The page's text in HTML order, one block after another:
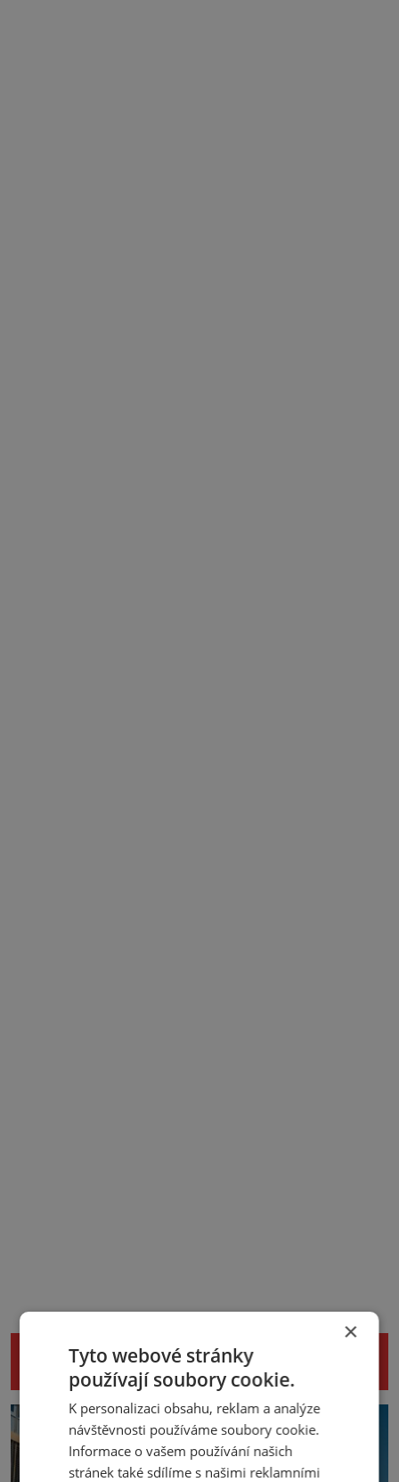
NENECHTE SI UJÍT DALŠÍ ZAJÍMAVÉ
ČLÁNKY
×
Tyto webové stránky
používají soubory cookie.
K personalizaci obsahu, reklam a analýze
návštěvnosti používáme soubory cookie.
Informace o vašem používání našich
stránek také sdílíme s našimi reklamními